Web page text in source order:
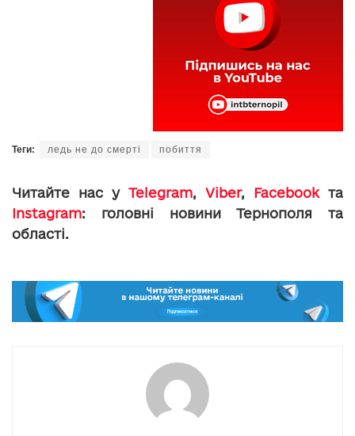
Теги: ледь не до смерті побиття
Читайте нас у Telegram, Viber, Facebookта
Instagram: головні новини Тернополя та
області.